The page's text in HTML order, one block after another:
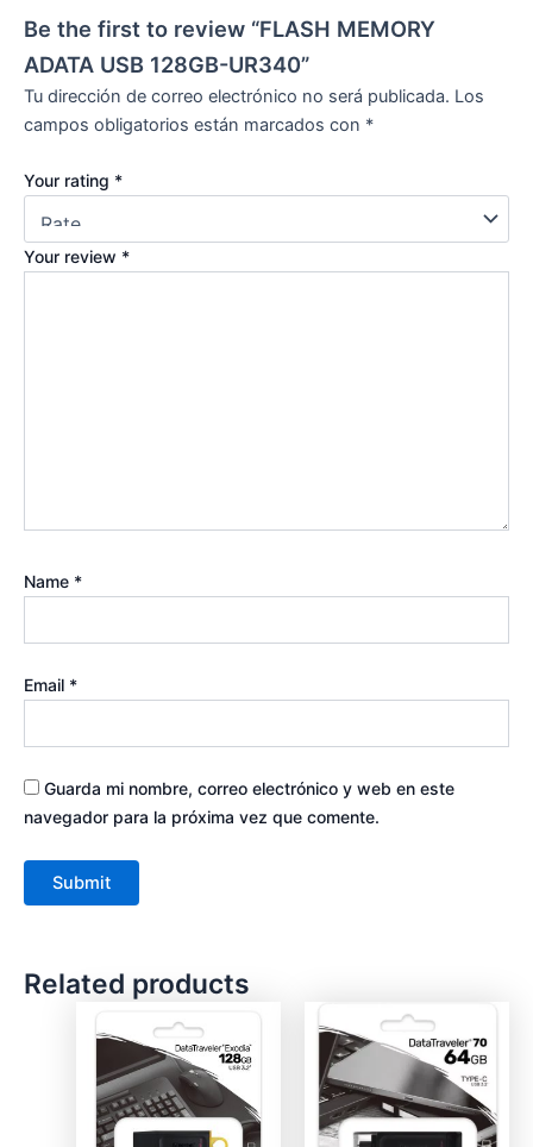
Be the first to review “FLASH MEMORY
ADATA USB 128GB-UR340”
Tu dirección de correo electrónico no será publicada. Los
campos obligatorios están marcados con *
Your rating *
Your review *
Name *
Email *
Guarda mi nombre, correo electrónico y web en este
navegador para la próxima vez que comente.
Related products